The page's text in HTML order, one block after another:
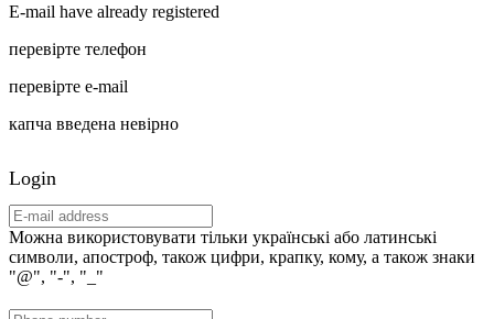
E-mail have already registered
перевірте телефон
перевірте e-mail
капча введена невірно
Login
Можна використовувати тільки українські або латинські
символи, апостроф, також цифри, крапку, кому, а також знаки
"@", "-", "_"